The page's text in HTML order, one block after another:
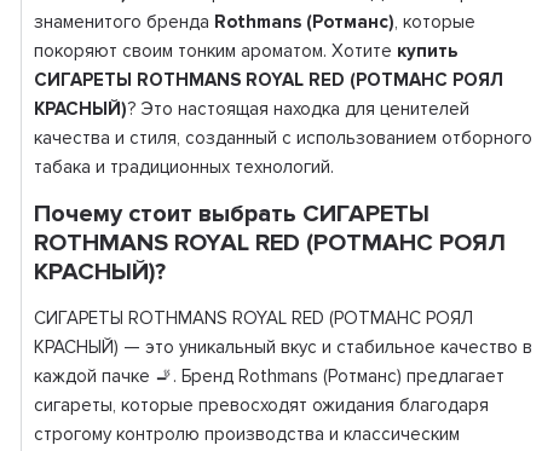
знаменитого бренда Rothmans (Ротманс), которые
покоряют своим тонким ароматом. Хотите купить
СИГАРЕТЫ ROTHMANS ROYAL RED (РОТМАНС РОЯЛ
КРАСНЫЙ)? Это настоящая находка для ценителей
качества и стиля, созданный с использованием отборного
табака и традиционных технологий.
Почему стоит выбрать СИГАРЕТЫ
ROTHMANS ROYAL RED (РОТМАНС РОЯЛ
КРАСНЫЙ)?
СИГАРЕТЫ ROTHMANS ROYAL RED (РОТМАНС РОЯЛ
КРАСНЫЙ) — это уникальный вкус и стабильное качество в
каждой пачке 🚬. Бренд Rothmans (Ротманс) предлагает
сигареты, которые превосходят ожидания благодаря
строгому контролю производства и классическим